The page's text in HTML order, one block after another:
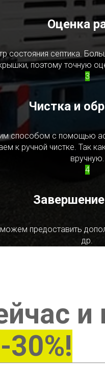
Оценка
состояния септика.
поэтому точную
3
Чистка и
способом с помощью
ручной чистке. Так
вручную.
4
предоставить
др.
и
30%!